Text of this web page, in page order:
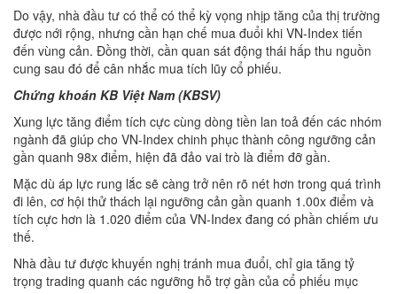
Do vậy, nhà đầu tư có thể có thể kỳ vọng nhịp tăng của thị trường
được nới rộng, nhưng cần hạn chế mua đuổi khi VN-Index tiến
đến vùng cản. Đồng thời, cần quan sát động thái hấp thu nguồn
cung sau đó để cân nhắc mua tích lũy cổ phiếu.
Chứng khoán KB Việt Nam (KBSV)
Xung lực tăng điểm tích cực cùng dòng tiền lan toả đến các nhóm
ngành đã giúp cho VN-Index chinh phục thành công ngưỡng cản
gần quanh 98x điểm, hiện đã đảo vai trò là điểm đỡ gần.
Mặc dù áp lực rung lắc sẽ càng trở nên rõ nét hơn trong quá trình
đi lên, cơ hội thử thách lại ngưỡng cản gần quanh 1.00x điểm và
tích cực hơn là 1.020 điểm của VN-Index đang có phần chiếm ưu
thế.
Nhà đầu tư được khuyến nghị tránh mua đuổi, chỉ gia tăng tỷ
trọng trading quanh các ngưỡng hỗ trợ gần của cổ phiếu mục